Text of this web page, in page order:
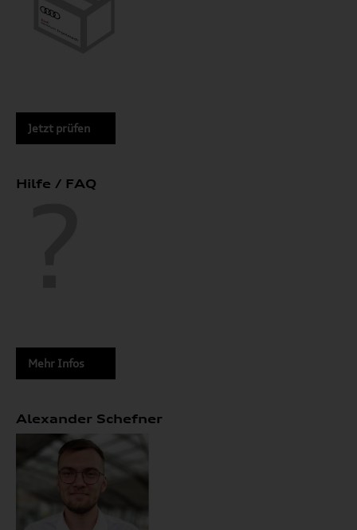
Jetzt prüfen
Hilfe / FAQ
Mehr Infos
Alexander Schefner